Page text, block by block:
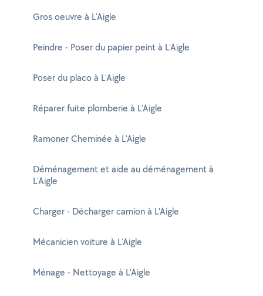
Gros oeuvre à L'Aigle
Peindre - Poser du papier peint à L'Aigle
Poser du placo à L'Aigle
Réparer fuite plomberie à L'Aigle
Ramoner Cheminée à L'Aigle
Déménagement et aide au déménagement à
L'Aigle
Charger - Décharger camion à L'Aigle
Mécanicien voiture à L'Aigle
Ménage - Nettoyage à L'Aigle